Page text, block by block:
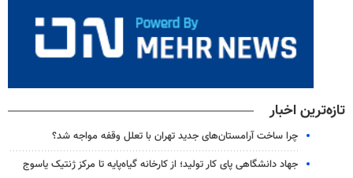
تازه‌ترین اخبار
چرا ساخت آرامستان‌های جدید تهران با تعلل وقفه مواجه شد؟
جهاد دانشگاهی پای کار تولید؛ از کارخانه گیاه‌پایه تا مرکز ژنتیک یاسوج